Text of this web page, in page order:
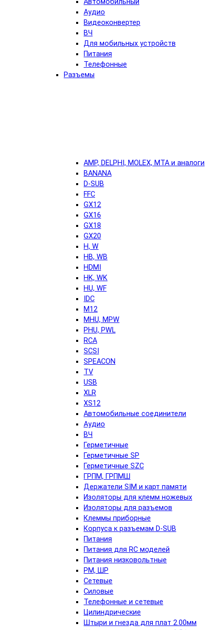
Автомобильный
Аудио
Видеоконвертер
ВЧ
Для мобильных устройств
Питания
Телефонные
Разъемы
AMP, DELPHI, MOLEX, MTA и аналоги
BANANA
D-SUB
FFC
GX12
GX16
GX18
GX20
H, W
HB, WB
HDMI
HK, WK
HU, WF
IDC
M12
MHU, MPW
PHU, PWL
RCA
SCSI
SPEACON
TV
USB
XLR
XS12
Автомобильные соединители
Аудио
ВЧ
Герметичные
Герметичные SP
Герметичные SZC
ГРПМ, ГРПМШ
Держатели SIM и карт памяти
Изоляторы для клемм ножевых
Изоляторы для разъемов
Клеммы приборные
Корпуса к разъемам D-SUB
Питания
Питания для RC моделей
Питания низковольтные
РМ, ШР
Сетевые
Силовые
Телефонные и сетевые
Цилиндрические
Штыри и гнезда для плат 2.00мм